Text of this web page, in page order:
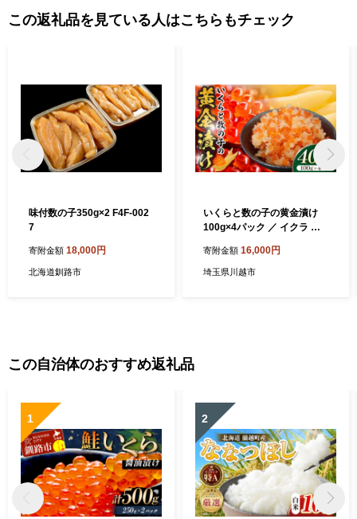
この返礼品を見ている人はこちらもチェック
味付数の子350g×2 F4F-002
7
寄附金額 18,000円
北海道釧路市
いくらと数の子の黄金漬け
100g×4パック ／ イクラ 魚
寄附金額 16,000円
埼玉県川越市
この自治体のおすすめ返礼品
1 2